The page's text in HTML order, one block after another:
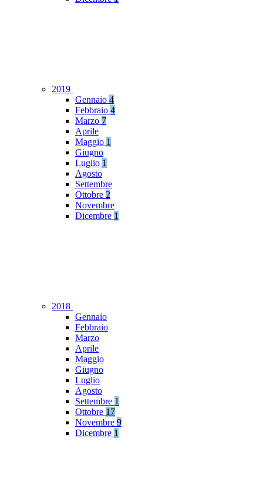
2019
Gennaio 4
Febbraio 4
Marzo 7
Aprile
Maggio 1
Giugno
Luglio 1
Agosto
Settembre
Ottobre 2
Novembre
Dicembre 1
2018
Gennaio
Febbraio
Marzo
Aprile
Maggio
Giugno
Luglio
Agosto
Settembre 1
Ottobre 17
Novembre 9
Dicembre 1